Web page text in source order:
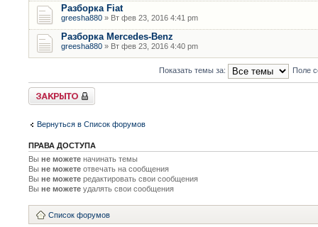
Разборка Fiat
greesha880 » Вт фев 23, 2016 4:41 pm
Разборка Mercedes-Benz
greesha880 » Вт фев 23, 2016 4:40 pm
Показать темы за: Поле
Форум закрыт
Вернуться в Список форумов
ПРАВА ДОСТУПА
Вы не можете начинать темы
Вы не можете отвечать на сообщения
Вы не можете редактировать свои сообщения
Вы не можете удалять свои сообщения
Список форумов